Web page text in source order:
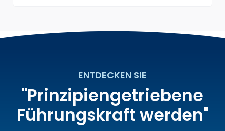
ENTDECKEN SIE
"Prinzipiengetriebene
Führungskraft werden"